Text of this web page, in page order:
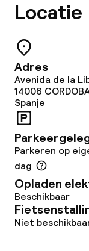
Eet- en
Lunch à
Diner à la
Dieetopties
Locatie
Adres
Avenida de la
14006
Spanje
Parkeren op
dag
Opladen
Beschikbaar
Niet